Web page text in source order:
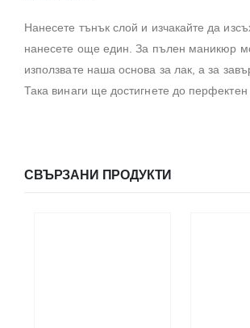
Нанесете тънък слой и изчакайте да
нанесете още един. За пълен маникюр
използвате наша основа за лак, а за
Така винаги ще достигнете до перфектен
СВЪРЗАНИ ПРОДУКТИ